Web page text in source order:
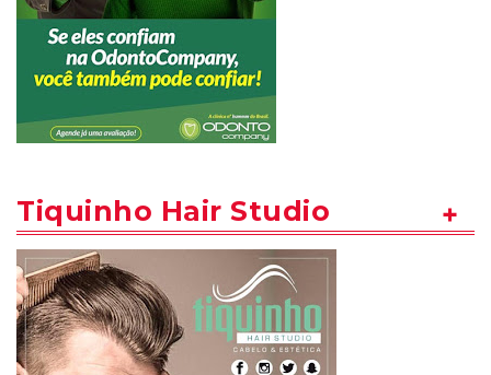
Tiquinho Hair Studio